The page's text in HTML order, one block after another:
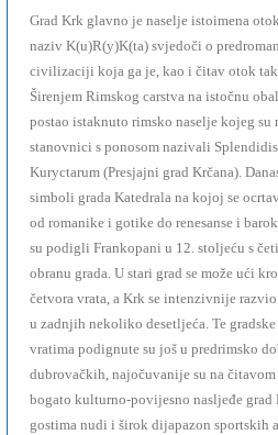
Grad Krk glavno je naselje istoimena
naziv K(u)R(y)K(ta) svjedoči o
civilizaciji koja ga je, kao i čitav otok
Širenjem Rimskog carstva na istočnu
postao istaknuto rimsko naselje kojeg su
stanovnici s ponosom nazivali
Kuryctarum (Presjajni grad Krčana).
simboli grada Katedrala na kojoj se
od romanike i gotike do renesanse i
su podigli Frankopani u 12. stoljeću s
obranu grada. U stari grad se može ući
četvora vrata, a Krk se intenzivnije
u zadnjih nekoliko desetljeća. Te
vratima podignute su još u predrimsko
dubrovačkih, najočuvanije su na čitavom
bogato kulturno-povijesno nasljeđe grad
gostima nudi i širok dijapazon sportskih